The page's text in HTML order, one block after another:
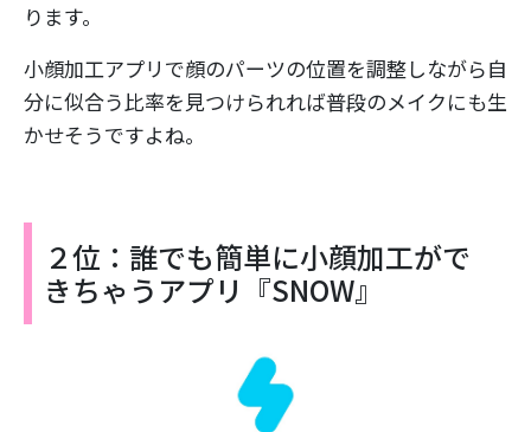
ります。
小顔加工アプリで顔のパーツの位置を調整しながら自
分に似合う比率を見つけられれば普段のメイクにも生
かせそうですよね。
２位：誰でも簡単に小顔加工がで
きちゃうアプリ『SNOW』